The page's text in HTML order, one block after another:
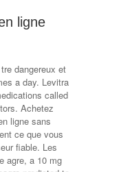
ligne
dangereux et
a day. Levitra
called
Achetez
ligne sans
ce que vous
fiable. Les
agre, a 10 mg